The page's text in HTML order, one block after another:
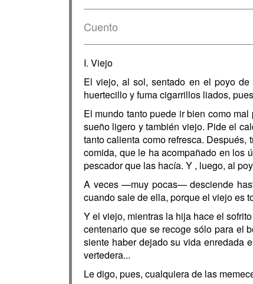
Cuento
I. Viejo
El viejo, al sol, sentado en el poyo
huertecillo y fuma cigarrillos liados,
El mundo tanto puede ir bien como
sueño ligero y también viejo. Pide el
tanto calienta como refresca.
comida, que le ha acompañado en los
pescador que las hacía. Y , luego, al
A veces —muy pocas— desciende
cuando sale de ella, porque el viejo es
Y el viejo, mientras la hija hace el
centenario que se recoge sólo para el
siente haber dejado su vida enredada
vertedera...
Le digo, pues, cualquiera de las